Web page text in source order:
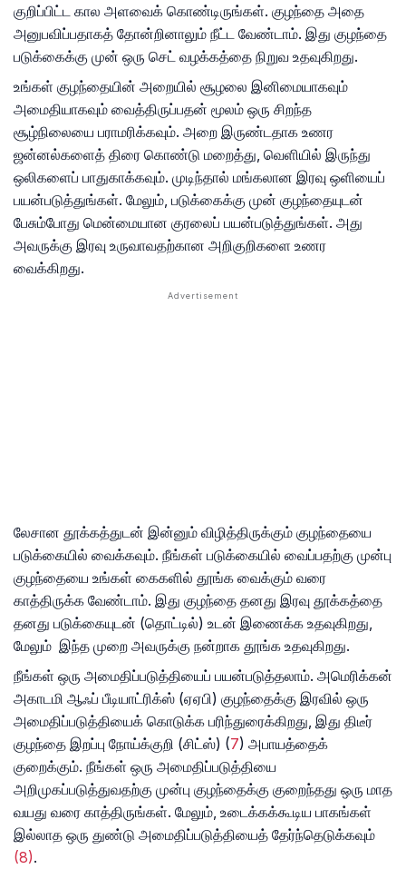
குறிப்பிட்ட கால அளவைக் கொண்டிருங்கள். குழந்தை அதை
அனுபவிப்பதாகத் தோன்றினாலும் நீட்ட வேண்டாம். இது குழந்தை
படுக்கைக்கு முன் ஒரு செட் வழக்கத்தை நிறுவ உதவுகிறது.
உங்கள் குழந்தையின் அறையில் சூழலை இனிமையாகவும்
அமைதியாகவும் வைத்திருப்பதன் மூலம் ஒரு சிறந்த
சூழ்நிலையை பராமரிக்கவும். அறை இருண்டதாக உணர
ஜன்னல்களைத் திரை கொண்டு மறைத்து, வெளியில் இருந்து
ஒலிகளைப் பாதுகாக்கவும். முடிந்தால் மங்கலான இரவு ஒளியைப்
பயன்படுத்துங்கள். மேலும், படுக்கைக்கு முன் குழந்தையுடன்
பேசும்போது மென்மையான குரலைப் பயன்படுத்துங்கள். அது
அவருக்கு இரவு உருவாவதற்கான அறிகுறிகளை உணர
வைக்கிறது.
லேசான தூக்கத்துடன் இன்னும் விழித்திருக்கும் குழந்தையை
படுக்கையில் வைக்கவும். நீங்கள் படுக்கையில் வைப்பதற்கு முன்பு
குழந்தையை உங்கள் கைகளில் தூங்க வைக்கும் வரை
காத்திருக்க வேண்டாம். இது குழந்தை தனது இரவு தூக்கத்தை
தனது படுக்கையுடன் (தொட்டில்) உடன் இணைக்க உதவுகிறது,
மேலும் இந்த முறை அவருக்கு நன்றாக தூங்க உதவுகிறது.
நீங்கள் ஒரு அமைதிப்படுத்தியைப் பயன்படுத்தலாம். அமெரிக்கன்
அகாடமி ஆஃப் பீடியாட்ரிக்ஸ் (ஏஏபி) குழந்தைக்கு இரவில் ஒரு
அமைதிப்படுத்தியைக் கொடுக்க பரிந்துரைக்கிறது, இது திடீர்
குழந்தை இறப்பு நோய்க்குறி (சிட்ஸ்) (7) அபாயத்தைக்
குறைக்கும். நீங்கள் ஒரு அமைதிப்படுத்தியை
அறிமுகப்படுத்துவதற்கு முன்பு குழந்தைக்கு குறைந்தது ஒரு மாத
வயது வரை காத்திருங்கள். மேலும், உடைக்கக்கூடிய பாகங்கள்
இல்லாத ஒரு துண்டு அமைதிப்படுத்தியைத் தேர்ந்தெடுக்கவும்
(8).